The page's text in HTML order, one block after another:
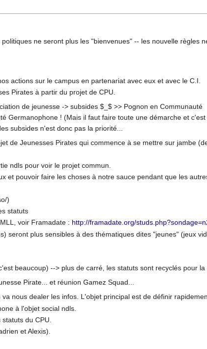
ne seront plus les "bienvenues" -- les nouvelle règles
actions sur le campus en partenariat avec eux et avec le C.I.
Pirates à partir du projet de CPU.
de jeunesse -> subsides $_$ >> Pognon en Communauté
Germanophone ! (Mais il faut faire toute une démarche et c'est
subsides n'est donc pas la priorité...
de Jeunesses Pirates qui commence à se mettre sur jambe
ndls pour voir le projet commun.
et pouvoir faire les choses à notre sauce pendant que les
)
statuts
voir Framadate : http://framadate.org/
seront plus sensibles à des thématiques dites "jeunes" (jeux
beaucoup) --> plus de carré, les statuts sont recyclés pour la
Pirate... et réunion Gamez Squad...
nous dealer les infos. L'objet principal est de définir
à l'objet social ndls.
du CPU.
et Alexis).